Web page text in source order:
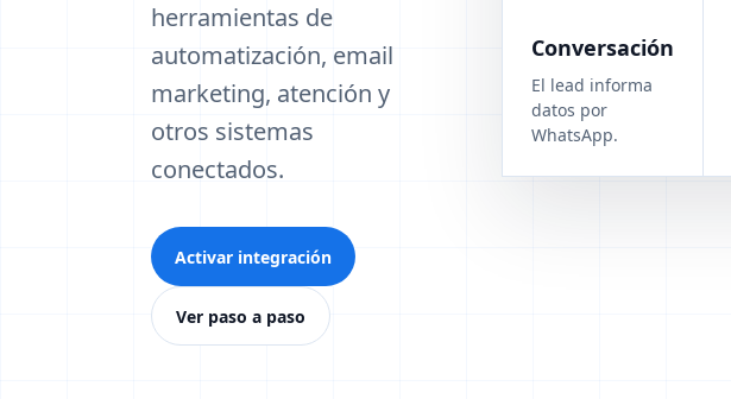
herramientas de
automatización, email
marketing, atención y
otros sistemas
conectados.
Activar integración
Ver paso a paso
Conversación
El lead informa
datos por
WhatsApp.